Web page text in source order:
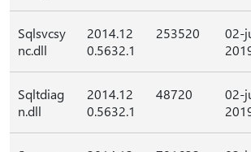
Sqlsvcsy
nc.dll
2014.12
0.5632.1
253520
02-
Sqltdiag
n.dll
2014.12
0.5632.1
48720
02-